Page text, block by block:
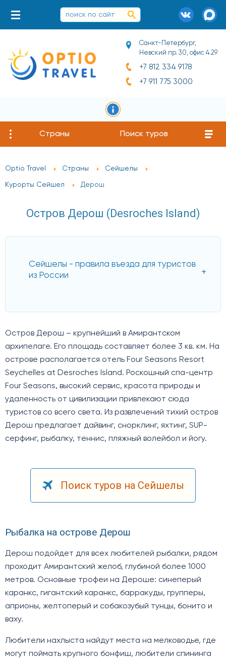
Санкт-Петербург,
Невский пр. 30, офис 4.29
+7 812 334 9178
+7 911 775 3000
Страны Поиск туров
Optio Travel Страны Сейшелы
Курорты Сейшел Дерош
Остров Дерош (Desroches Island)
Сейшелы - правила въезда для туристов
из России
Остров Дерош – крупнейший в Амирантском
архипелаге. Его площадь составляет более 3 кв. км. На
острове располагается отель Four Seasons Resort
Seychelles at Desroches Island. Роскошный спа-центр
Four Seasons, высокий сервис, красота природы и
удаленность от цивилизации привлекают сюда
туристов со всего света. Из развлечений тихий остров
Дерош предлагает дайвинг, снорклинг, яхтинг, SUP-
серфинг, рыбалку, теннис, пляжный волейбол и йогу.
Поиск туров на Сейшелы
Рыбалка на острове Дерош
Дерош подойдет для всех любителей рыбалки, рядом
проходит Амирантский желоб, глубиной более 1000
метров. Основные трофеи на Дероше: синеперый
каранкс, гигантский каранкс, барракуды, групперы,
априоны, желтоперый и собакозубый тунцы, бонито и
ваху.
Любители нахлыста найдут места на мелководье, где
могут поймать крупного бонфиш, любители спининга